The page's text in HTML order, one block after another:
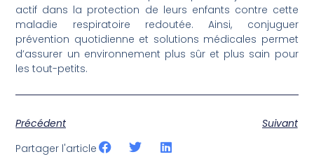
actif dans la protection de leurs enfants contre cette
maladie respiratoire redoutée. Ainsi, conjuguer
prévention quotidienne et solutions médicales permet
d’assurer un environnement plus sûr et plus sain pour
les tout-petits.
Précédent
Suivant
Partager l'article